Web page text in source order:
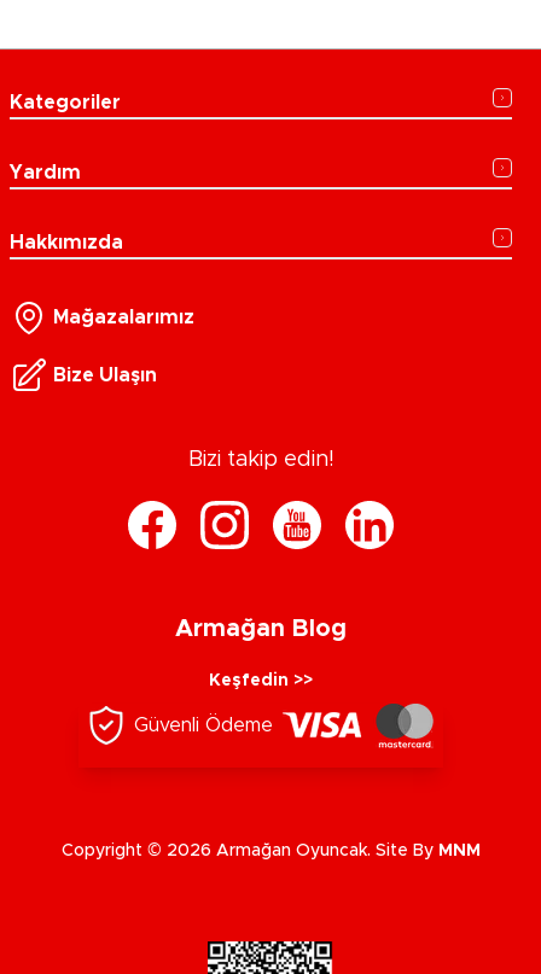
Kategoriler
Yardım
Hakkımızda
Mağazalarımız
Bize Ulaşın
Bizi takip edin!
Armağan Blog
Keşfedin >>
Güvenli Ödeme
Copyright © 2026 Armağan Oyuncak. Site By MNM